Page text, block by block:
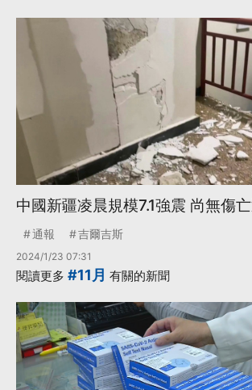
中國新疆凌晨規模7.1強震 尚無傷
通報 吉爾吉斯
2024/1/23 07:31
閱讀更多 #11月 有關的新聞